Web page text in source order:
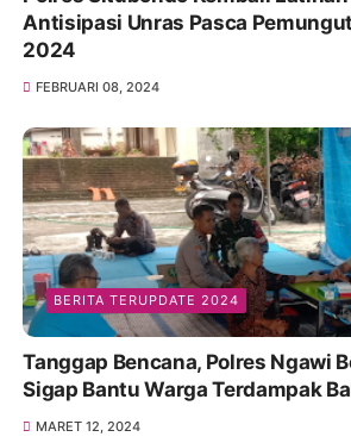
Antisipasi Unras Pasca
2024
FEBRUARI 08, 2024
BERITA TERUPDATE 2024
Tanggap Bencana, Polres Ngawi
Sigap Bantu Warga Terdampak
MARET 12, 2024